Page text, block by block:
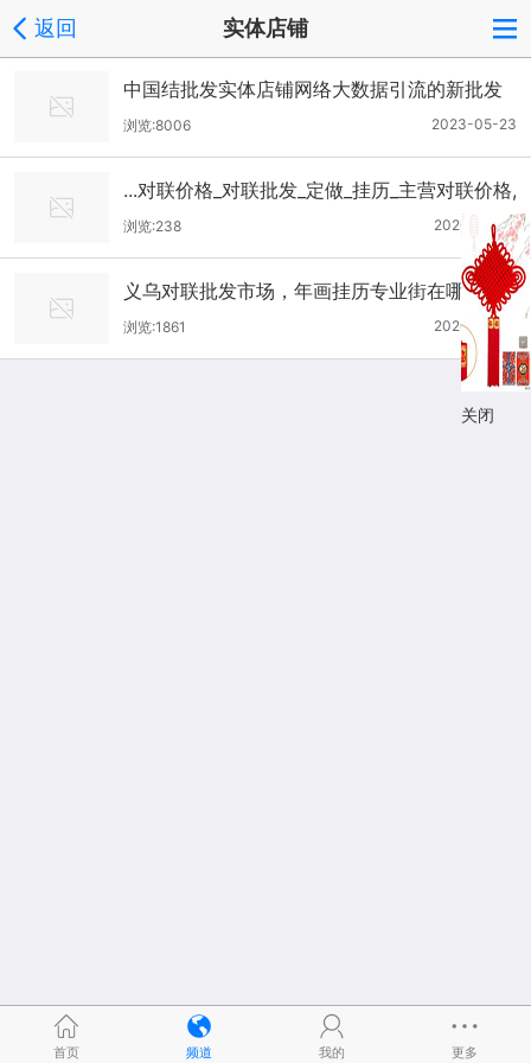
返回 实体店铺
中国结批发实体店铺网络大数据引流的新批发
模式已经到来
2023-05-23
浏览:8006
...对联价格_对联批发_定做_挂历_主营对联价格,
对联批发,义乌对联批发市场
2020-07-15
浏览:238
义乌对联批发市场，年画挂历专业街在哪里
2020-07-15
浏览:1861
首页 频道 我的 更多
关闭